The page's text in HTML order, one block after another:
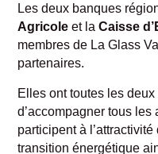
Les deux banques
Agricole et laCaisse
membres de La Glass
partenaires.
Elles ont toutes les
d’accompagner tous les
participent à
transition énergétique